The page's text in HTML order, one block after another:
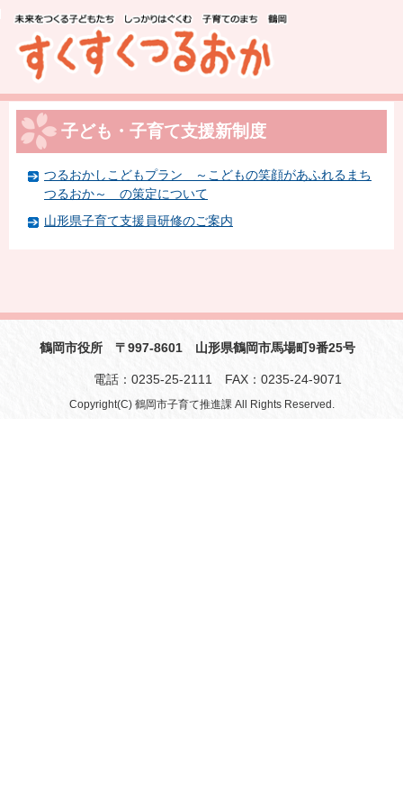
子ども・子育て支援新制度
つるおかしこどもプラン ～こどもの笑顔があふれるまち
つるおか～ の策定について
山形県子育て支援員研修のご案内
鶴岡市役所 〒997-8601 山形県鶴岡市馬場町9番25号
電話：0235-25-2111 FAX：0235-24-9071
Copyright(C) 鶴岡市子育て推進課 All Rights Reserved.